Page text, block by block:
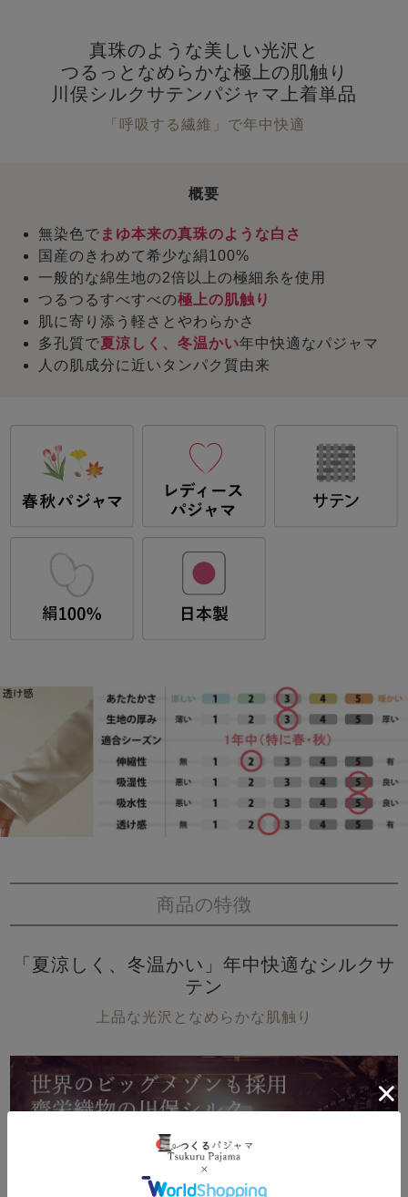
真珠のような美しい光沢と
つるっとなめらかな極上の肌触り
川俣シルクサテンパジャマ上着単品
「呼吸する繊維」で年中快適
概要
無染色で まゆ本来の真珠のような白さ
国産のきわめて希少な絹100%
一般的な綿生地の2倍以上の極細糸を使用
つるつるすべすべの極上の肌触り
肌に寄り添う軽さとやわらかさ
多孔質で夏涼しく、冬温かい年中快適なパジャマ
人の肌成分に近いタンパク質由来
商品の特徴
「夏涼しく、冬温かい」年中快適なシルクサ
テン
上品な光沢となめらかな肌触り